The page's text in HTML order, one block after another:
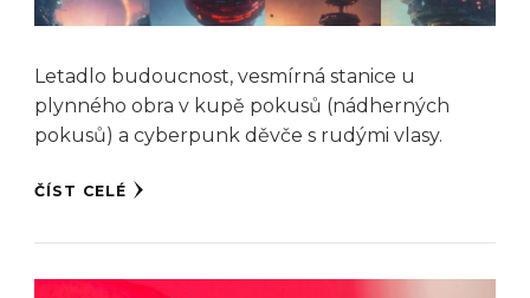
Letadlo budoucnost, vesmírná stanice u
plynného obra v kupě pokusů (nádherných
pokusů) a cyberpunk děvče s rudými vlasy.
ČÍST CELÉ